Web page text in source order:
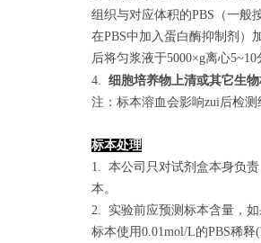
组织与对应体积的PBS（一般
在PBS中加入蛋白酶抑制剂）
后将匀浆液于5000×g离心5~10
4. 细胞培养物上清或其它生
注：标本溶血会影响zui后检测
标本处理
1. 本公司只对试剂盒本身负
本。
2. 实验前应预测标本含量，
标本使用0.01mol/L的PBS稀释